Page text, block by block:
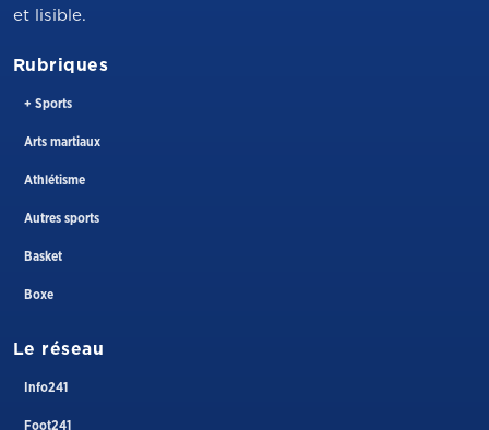
et lisible.
Rubriques
+ Sports
Arts martiaux
Athlétisme
Autres sports
Basket
Boxe
Le réseau
Info241
Foot241